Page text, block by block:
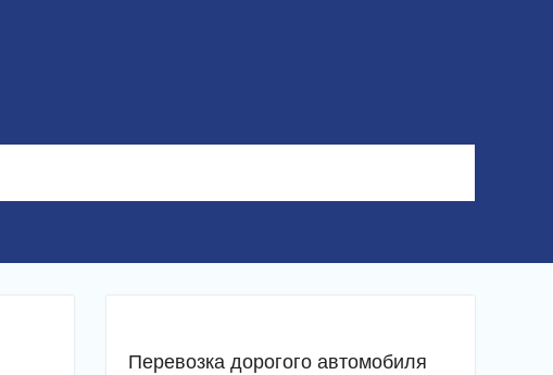
Перевозка дорогого автомобиля